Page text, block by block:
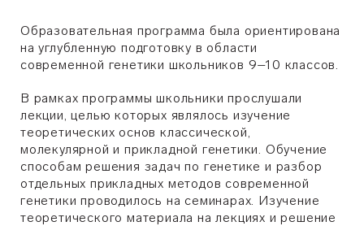
Образовательная программа была ориентирована
на углубленную подготовку в области
современной генетики школьников 9–10 классов.
В рамках программы школьники прослушали
лекции, целью которых являлось изучение
теоретических основ классической,
молекулярной и прикладной генетики. Обучение
способам решения задач по генетике и разбор
отдельных прикладных методов современной
генетики проводилось на семинарах. Изучение
теоретического материала на лекциях и решение